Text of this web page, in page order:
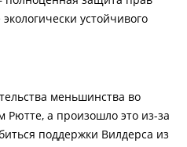
устойчивого
меньшинства во
Рютте, а произошло это из-за
поддержки Вилдерса из